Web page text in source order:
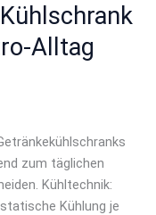
Alltag
zum täglichen
Kühltechnik:
Kühlung je